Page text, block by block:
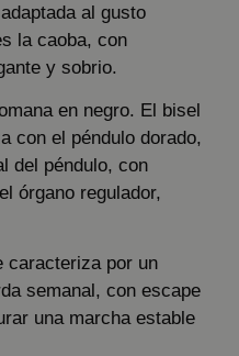
al gusto
la caoba, con
y sobrio.
en negro. El bisel
con el péndulo dorado,
del péndulo, con
órgano regulador,
caracteriza por un
semanal, con escape
una marcha estable